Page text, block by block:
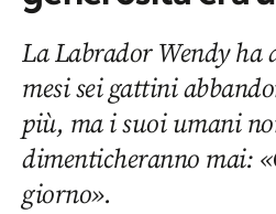
La Labrador Wendy ha
mesi sei gattini
più, ma i suoi umani
dimenticheranno mai:
giorno».